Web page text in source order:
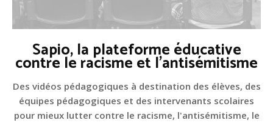
Sapio, la plateforme éducative
contre le racisme et l'antisémitisme
Des vidéos pédagogiques à destination des élèves, des
équipes pédagogiques et des intervenants scolaires
pour mieux lutter contre le racisme, l'antisémitisme, le